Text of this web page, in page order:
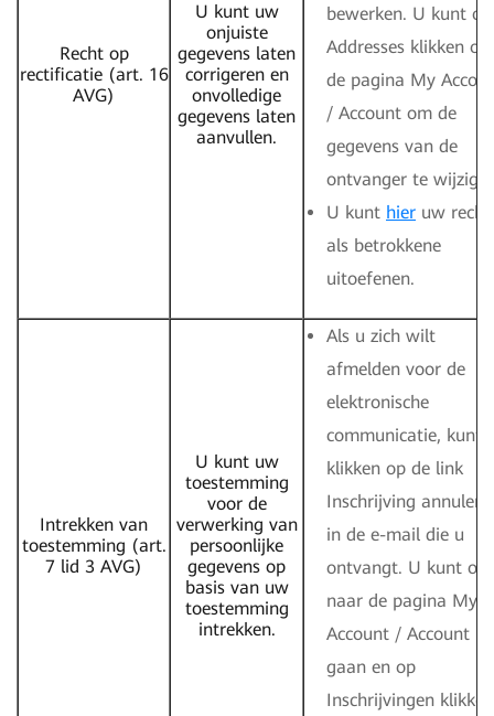
Recht op
rectificatie (art. 16
AVG)
U kunt uw
onjuiste
gegevens laten
corrigeren en
onvolledige
gegevens laten
aanvullen.
bewerken. U kunt op
Addresses klikken op
de pagina My
/ Account om de
gegevens van de
ontvanger te
U kunt hier uw
als betrokkene
uitoefenen.
Intrekken van
toestemming (art.
7 lid 3 AVG)
U kunt uw
toestemming
voor de
verwerking van
persoonlijke
gegevens op
basis van uw
toestemming
intrekken.
Als u zich wilt
afmelden voor de
elektronische
communicatie, kunt
klikken op de link
Inschrijving
in de e-mail die u
ontvangt. U kunt
naar de pagina My
Account / Account
gaan en op
Inschrijvingen klikken